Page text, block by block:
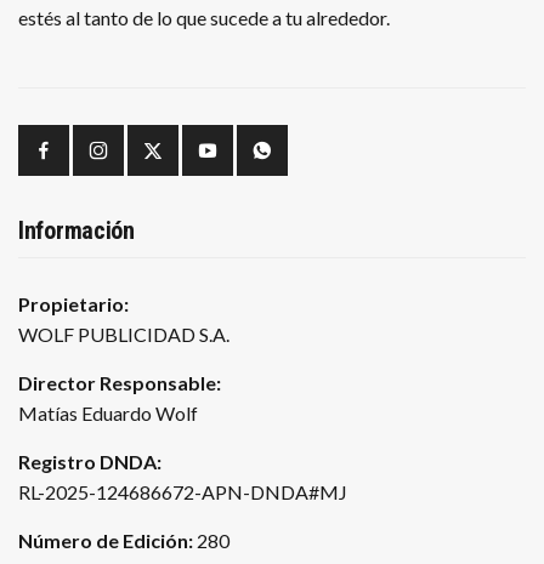
estés al tanto de lo que sucede a tu alrededor.
Información
Propietario:
WOLF PUBLICIDAD S.A.
Director Responsable:
Matías Eduardo Wolf
Registro DNDA:
RL-2025-124686672-APN-DNDA#MJ
Número de Edición: 280